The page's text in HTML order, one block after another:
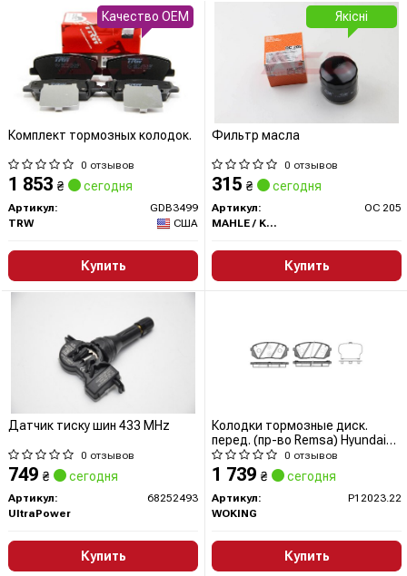
Комплект тормозных колодок.
0 отзывов
1 853 ₴ сегодня
Артикул:
GDB3499
TRW
США
Купить
Качество OEM
Фильтр масла
0 отзывов
315 ₴ сегодня
Артикул:
OC 205
MAHLE / KNECHT
Купить
Якісні
Датчик тиску шин 433 MHz
0 отзывов
749 ₴ сегодня
Артикул:
68252493
UltraPower
Купить
Колодки тормозные диск.
перед. (пр-во Remsa) Hyundai
Tucson (15-), iX35 (10-15), Kia
Sportage III IV (P12023.22)
WOKING
0 отзывов
1 739 ₴ сегодня
Артикул:
P12023.22
WOKING
Купить